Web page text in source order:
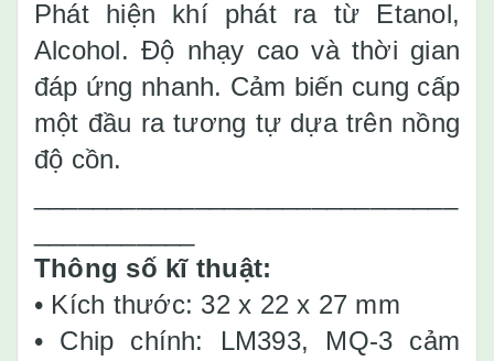
Phát hiện khí phát ra từ Etanol,
Alcohol. Độ nhạy cao và thời gian
đáp ứng nhanh. Cảm biến cung cấp
một đầu ra tương tự dựa trên nồng
độ cồn.
Thông số kĩ thuật:
• Kích thước: 32 x 22 x 27 mm
• Chip chính: LM393, MQ-3 cảm